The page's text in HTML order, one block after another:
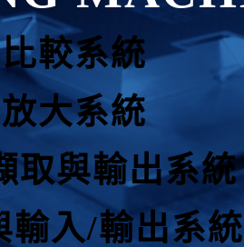
較系統
大系統
取與輸出系統
輸入/輸出系統